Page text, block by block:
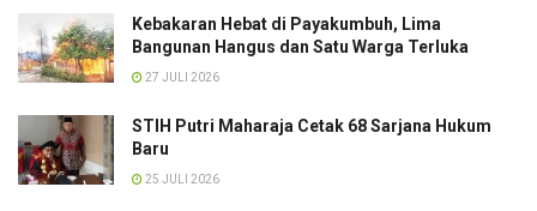
Kebakaran Hebat di Payakumbuh, Lima
Bangunan Hangus dan Satu Warga Terluka
27 JULI 2026
STIH Putri Maharaja Cetak 68 Sarjana Hukum
Baru
25 JULI 2026